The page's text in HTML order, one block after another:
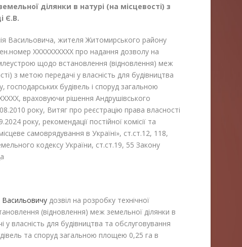
ділянки в натурі (на місцевості) з
Є.В.
жителя Житомирського району
XXXXXXXXXX про надання дозволу на
щодо встановлення (відновлення) меж
з метою передачі у власність для будівництва
будівель і споруд загальною
враховуючи рішення Андрушівського
року, Витяг про реєстрацію права власності
року, рекомендації постійної комісії та
самоврядування в Україні», ст.ст.12, 118,
кодексу України, ст.ст.19, 55 Закону
Васильовичу дозвіл на розробку технічної
(відновлення) меж земельної ділянки в
у власність для будівництва та обслуговування
та споруд загальною площею 0,25 га в